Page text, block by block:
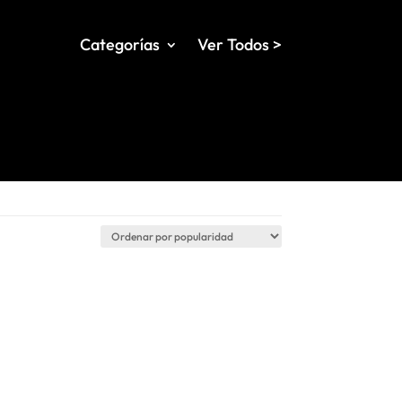
Categorías Ver Todos >